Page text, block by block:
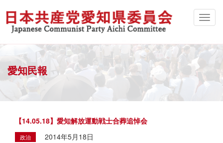
愛知民報
【14.05.18】愛知解放運動戦士合葬追悼会
政治 2014年5月18日